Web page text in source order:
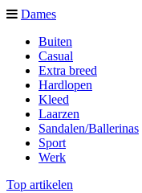
Dames
Buiten
Casual
Extra breed
Hardlopen
Kleed
Laarzen
Sandalen/Ballerinas
Sport
Werk
Top artikelen